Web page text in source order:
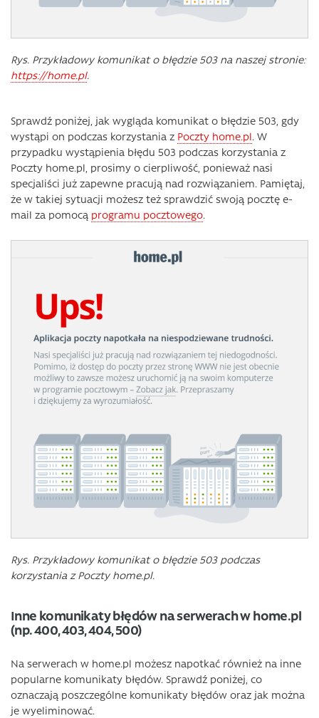
Rys. Przykładowy komunikat o błędzie 503 na naszej stronie:
https://home.pl.
Sprawdź poniżej, jak wygląda komunikat o błędzie 503, gdy
wystąpi on podczas korzystania z Poczty home.pl. W
przypadku wystąpienia błędu 503 podczas korzystania z
Poczty home.pl, prosimy o cierpliwość, ponieważ nasi
specjaliści już zapewne pracują nad rozwiązaniem. Pamiętaj,
że w takiej sytuacji możesz też sprawdzić swoją pocztę e-
mail za pomocą programu pocztowego.
Rys. Przykładowy komunikat o błędzie 503 podczas
korzystania z Poczty home.pl.
Inne komunikaty błędów na serwerach w home.pl
(np. 400, 403, 404, 500)
Na serwerach w home.pl możesz napotkać również na inne
popularne komunikaty błędów. Sprawdź poniżej, co
oznaczają poszczególne komunikaty błędów oraz jak można
je wyeliminować.